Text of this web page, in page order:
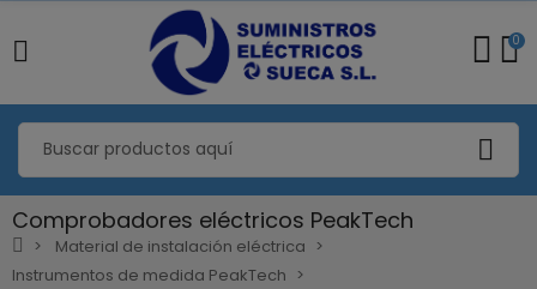
0
Comprobadores eléctricos PeakTech
Material de instalación eléctrica
Instrumentos de medida PeakTech